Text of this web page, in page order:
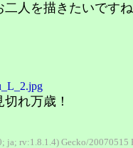
人を描きたいです
れ万歳！
ja; rv:1.8.1.4) Gecko/